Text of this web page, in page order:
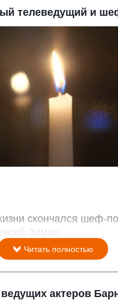
телеведущий и
скончался шеф-
Зимин.
Читать полностью
актеров